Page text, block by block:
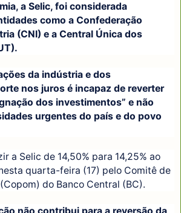
a Selic, foi considerada
como a Confederação
(CNI) e a Central Única dos
da indústria e dos
nos juros é incapaz de reverter
dos investimentos” e não
urgentes do país e do povo
a Selic de 14,50% para 14,25% ao
quarta-feira (17) pelo Comitê de
do Banco Central (BC).